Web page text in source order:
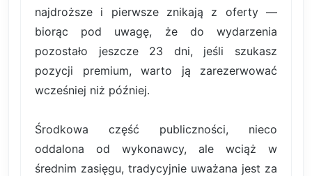
najdroższe i pierwsze znikają z oferty —
biorąc pod uwagę, że do wydarzenia
pozostało jeszcze 23 dni, jeśli szukasz
pozycji premium, warto ją zarezerwować
wcześniej niż później.
Środkowa część publiczności, nieco
oddalona od wykonawcy, ale wciąż w
średnim zasięgu, tradycyjnie uważana jest za